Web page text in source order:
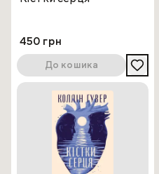
450 грн
До кошика